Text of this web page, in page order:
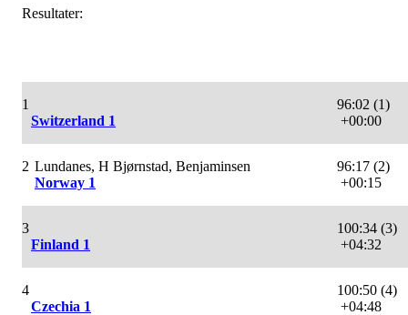
Resultater:
1
Switzerland 1
96:02 (1)
+00:00
2 Lundanes, H Bjørnstad, Benjaminsen
Norway 1
96:17 (2)
+00:15
3
Finland 1
100:34 (3)
+04:32
4
Czechia 1
100:50 (4)
+04:48